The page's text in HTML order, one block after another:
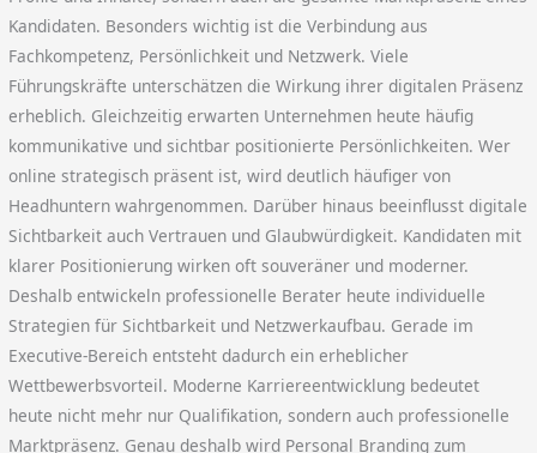
Kandidaten. Besonders wichtig ist die Verbindung aus
Fachkompetenz, Persönlichkeit und Netzwerk. Viele
Führungskräfte unterschätzen die Wirkung ihrer digitalen Präsenz
erheblich. Gleichzeitig erwarten Unternehmen heute häufig
kommunikative und sichtbar positionierte Persönlichkeiten. Wer
online strategisch präsent ist, wird deutlich häufiger von
Headhuntern wahrgenommen. Darüber hinaus beeinflusst digitale
Sichtbarkeit auch Vertrauen und Glaubwürdigkeit. Kandidaten mit
klarer Positionierung wirken oft souveräner und moderner.
Deshalb entwickeln professionelle Berater heute individuelle
Strategien für Sichtbarkeit und Netzwerkaufbau. Gerade im
Executive-Bereich entsteht dadurch ein erheblicher
Wettbewerbsvorteil. Moderne Karriereentwicklung bedeutet
heute nicht mehr nur Qualifikation, sondern auch professionelle
Marktpräsenz. Genau deshalb wird Personal Branding zum